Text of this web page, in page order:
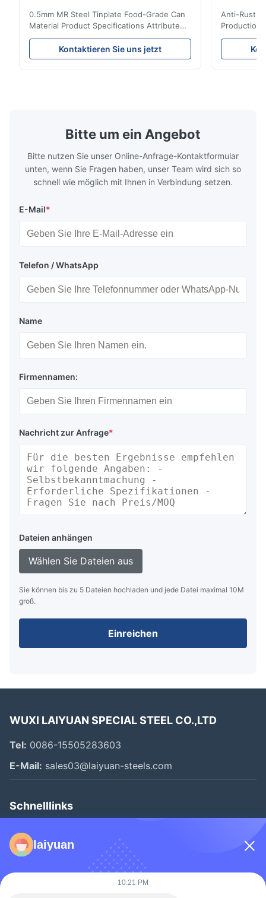
0.5mm MR Steel Tinplate Food-Grade Can
Material Product Specifications Attribute
Value Product Name 0.5mm MR Steel
Tinplate Food-Grade Can Material Material
MR, SPCC, prime Tinplate / TFS Tin Coating
TH620 Standard JIS DIN ASTM GB EN AISI
Product Features High-quality tinplate with
Kontaktieren Sie uns jetzt
Anti-Rust
Production
Value
Tinplate
MR, SPCC,
Bitte um ein Angebot
Bitte nutzen Sie unser Online-Anfrage-Kontaktformular
unten, wenn Sie Fragen haben, unser Team wird sich so
schnell wie möglich mit Ihnen in Verbindung setzen.
E-Mail*
Telefon / WhatsApp
Name
Firmennamen:
Nachricht zur Anfrage*
Dateien anhängen
Wählen Sie Dateien aus
Sie können bis zu 5 Dateien hochladen und jede Datei maximal 10M
groß.
Einreichen
WUXI LAIYUAN SPECIAL STEEL CO.,LTD
Tel: 0086-15505283603
E-Mail: sales03@laiyuan-steels.com
Schnelllinks
Zu Hause
Produkte
Videos
laiyuan
10:21 PM